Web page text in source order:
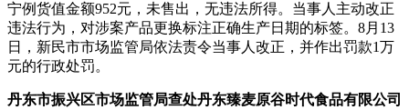
宁例货值金额952元，未售出，无违法所得。当事人主动改正
违法行为，对涉案产品更换标注正确生产日期的标签。8月13
日，新民市市场监管局依法责令当事人改正，并作出罚款1万
元的行政处罚。
丹东市振兴区市场监管局查处丹东臻麦原谷时代食品有限公司